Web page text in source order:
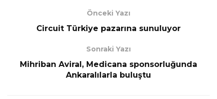
Önceki Yazı
Circuit Türkiye pazarına sunuluyor
Sonraki Yazı
Mihriban Aviral, Medicana sponsorluğunda
Ankaralılarla buluştu